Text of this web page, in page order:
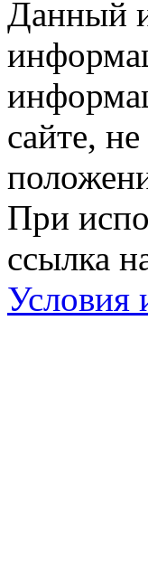
Данный
сайте,
При
ссылка
Условия